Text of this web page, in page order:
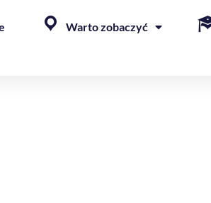
Warto zobaczyć